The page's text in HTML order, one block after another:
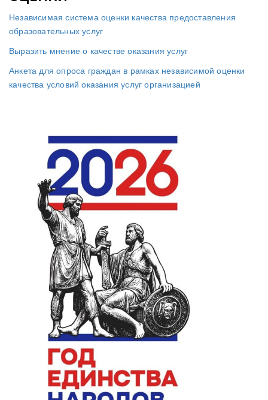
Независимая система оценки качества предоставления
образовательных услуг
Выразить мнение о качестве оказания услуг
Анкета для опроса граждан в рамках независимой оценки
качества условий оказания услуг организацией